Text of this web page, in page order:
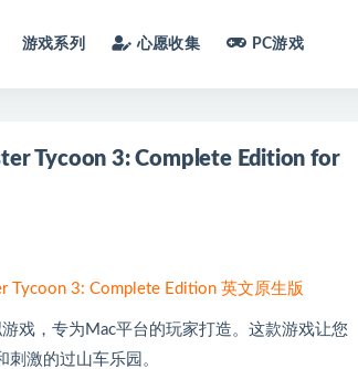
游戏系列 心愿收集 PC游戏
Tycoon 3: Complete Edition for
Tycoon 3: Complete Edition 英文原生版
戏，专为Mac平台的玩家打造。这款游戏让您
激的过山车乐园。